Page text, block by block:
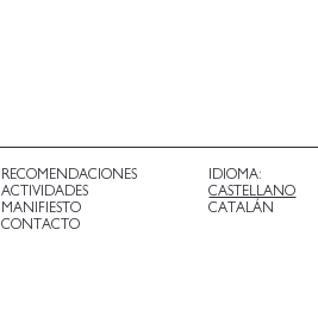
RECOMENDACIONES
ACTIVIDADES
MANIFIESTO
CONTACTO
IDIOMA:
CASTELLANO
CATALÁN